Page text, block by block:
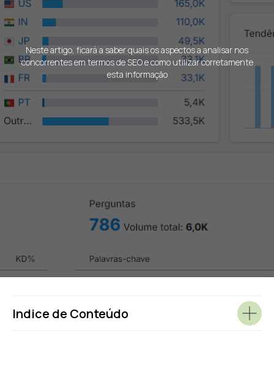
Neste artigo, ficará a saber quais os aspectos a analisar nos
concorrentes em termos de SEO e como utilizar corretamente
esta informação
Indice de Conteúdo